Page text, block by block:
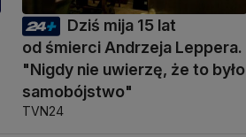
Dziś mija 15 lat
od śmierci Andrzeja Leppera.
"Nigdy nie uwierzę, że to było
samobójstwo"
TVN24